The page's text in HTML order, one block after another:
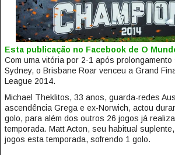
Esta publicação no Facebook de O
Com uma vitória por 2-1 após
Sydney, o Brisbane Roar venceu a Grand
League 2014.
Michael Theklitos, 33 anos, guarda-redes
ascendência Grega e ex-Norwich, actou
golo, para além dos outros 26 jogos já
temporada. Matt Acton, seu habitual
jogos esta temporada, sofrendo 1 golo.